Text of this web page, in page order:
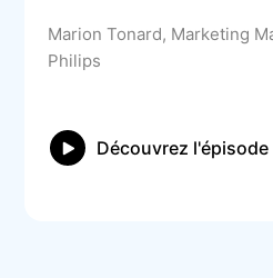
Marion Tonard, Marketing
Philips
Découvrez l'épisode